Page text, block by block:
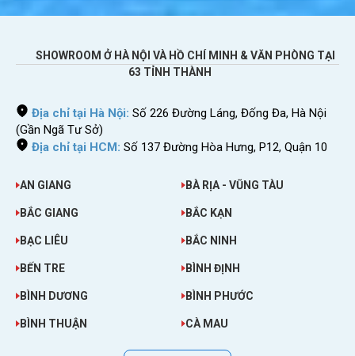
Phát wifi cho những người đi cùng dùng chung
SHOWROOM Ở HÀ NỘI VÀ HỒ CHÍ MINH & VĂN PHÒNG TẠI
63 TỈNH THÀNH
Địa chỉ tại Hà Nội: Số 226 Đường Láng, Đống Đa, Hà Nội
(Gần Ngã Tư Sở)
Địa chỉ tại HCM: Số 137 Đường Hòa Hưng, P12, Quận 10
AN GIANG BÀ RỊA - VŨNG TÀU
BẮC GIANG BẮC KẠN
BẠC LIÊU BẮC NINH
BẾN TRE BÌNH ĐỊNH
BÌNH DƯƠNG BÌNH PHƯỚC
BÌNH THUẬN CÀ MAU